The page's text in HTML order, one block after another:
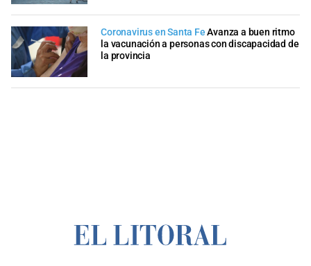
Coronavirus en Santa Fe Avanza a buen ritmo
la vacunación a personas con discapacidad de
la provincia